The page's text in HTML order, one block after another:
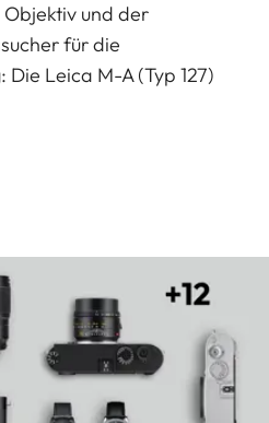
und der
für die
Leica M-A (Typ 127)
so schon in den
Hinsichtlich ihres rein
hierzu kein Grund
M-A ist Analogfotografie
Sie symbolisiert eine
auf das, worum
geht.